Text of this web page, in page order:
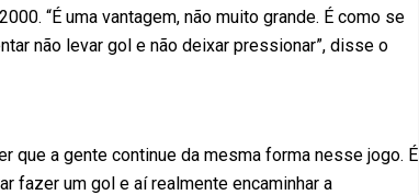
“É uma vantagem, não muito grande. É como se
não levar gol e não deixar pressionar”, disse o
que a gente continue da mesma forma nesse jogo. É
fazer um gol e aí realmente encaminhar a